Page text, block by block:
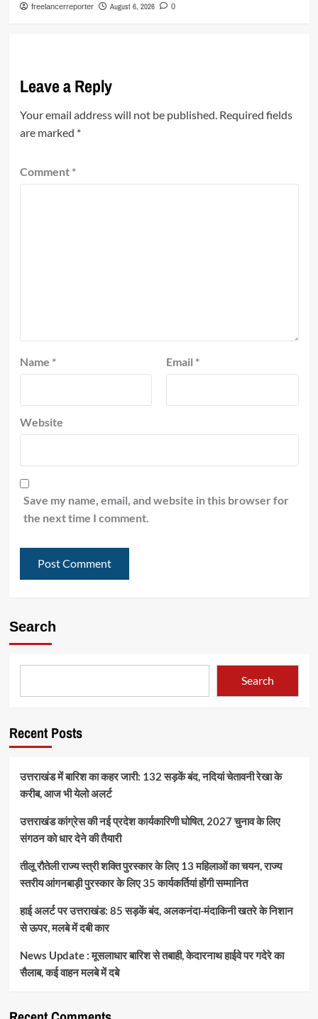
freelancerreporter August 6, 2026 0
Leave a Reply
Your email address will not be published. Required fields
are marked *
Comment *
Name * Email *
Website
Save my name, email, and website in this browser for
the next time I comment.
Search
Search
Recent Posts
उत्तराखंड में बारिश का कहर जारी: 132 सड़कें बंद, नदियां चेतावनी रेखा के
करीब, आज भी येलो अलर्ट
उत्तराखंड कांग्रेस की नई प्रदेश कार्यकारिणी घोषित, 2027 चुनाव के लिए
संगठन को धार देने की तैयारी
तीलू रौतेली राज्य स्त्री शक्ति पुरस्कार के लिए 13 महिलाओं का चयन, राज्य
स्तरीय आंगनबाड़ी पुरस्कार के लिए 35 कार्यकर्तियां होंगी सम्मानित
हाई अलर्ट पर उत्तराखंड: 85 सड़कें बंद, अलकनंदा-मंदाकिनी खतरे के निशान
से ऊपर, मलबे में दबी कार
News Update : मूसलाधार बारिश से तबाही, केदारनाथ हाईवे पर गदेरे का
सैलाब, कई वाहन मलबे में दबे